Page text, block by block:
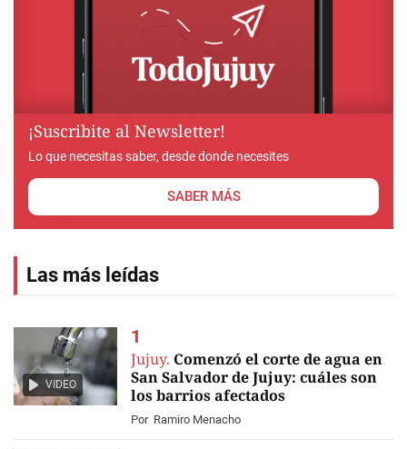
¡Suscribite al Newsletter!
Lo que necesitas saber, desde donde necesites
SABER MÁS
Las más leídas
VIDEO
Jujuy. Comenzó el corte de agua en
San Salvador de Jujuy: cuáles son
los barrios afectados
Por Ramiro Menacho